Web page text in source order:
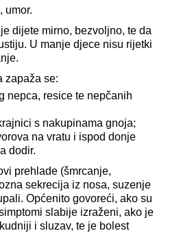
umor.
dijete mirno, bezvoljno, te da
U manje djece nisu rijetki
zapaža se:
nepca, resice te nepčanih
s nakupinama gnoja;
na vratu i ispod donje
dodir.
prehlade (šmrcanje,
sekrecija iz nosa, suzenje
Općenito govoreći, ako su
slabije izraženi, ako je
i sluzav, te je bolest